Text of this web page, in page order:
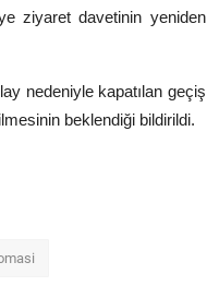
ziyaret davetinin yeniden
nedeniyle kapatılan geçiş
beklendiği bildirildi.